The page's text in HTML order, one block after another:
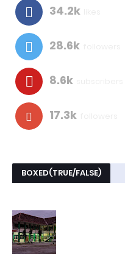
34.2k
28.6k
8.6k
17.3k
BOXED(TRUE/FALSE)